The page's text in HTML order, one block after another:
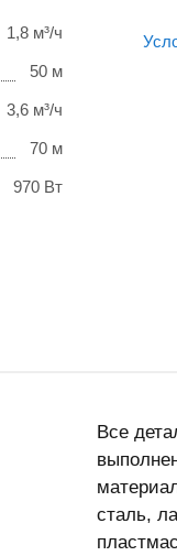
1,8 м³/ч
50 м
3,6 м³/ч
70 м
970 Вт
Все
сталь,